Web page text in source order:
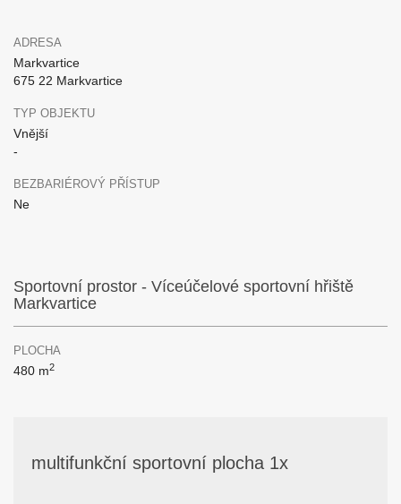
ADRESA
Markvartice
675 22 Markvartice
TYP OBJEKTU
Vnější
-
BEZBARIÉROVÝ PŘÍSTUP
Ne
Sportovní prostor - Víceúčelové sportovní hřiště
Markvartice
PLOCHA
480 m2
multifunkční sportovní plocha 1x